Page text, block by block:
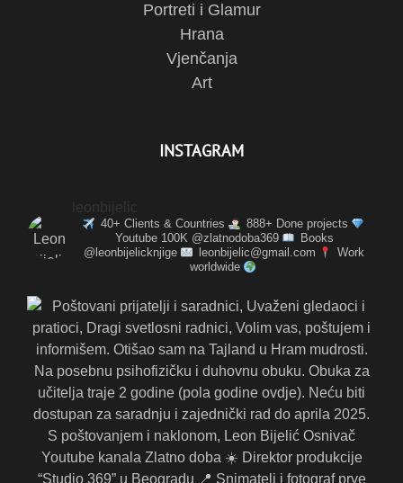
Portreti i Glamur
Hrana
Vjenčanja
Art
INSTAGRAM
40+ Clients & Countries
888+ Done projects
Youtube 100K @zlatnodoba369
Books
@leonbijelicknjige
leonbijelic@gmail.com
Work
worldwide